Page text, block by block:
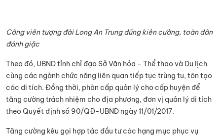
Công viên tượng đài Long An Trung dũng kiên cường, toàn dân
đánh giặc
Theo đó, UBND tỉnh chỉ đạo Sở Văn hóa - Thể thao và Du lịch
cùng các ngành chức năng liên quan tiếp tục trùng tu, tôn tạo
các di tích. Đồng thời, phân cấp quản lý cho cấp huyện để
tăng cường trách nhiệm cho địa phương, đơn vị quản lý di tích
theo Quyết định số 90/QĐ-UBND ngày 11/01/2017.
Tăng cường kêu gọi hợp tác đầu tư các hạng mục phục vụ